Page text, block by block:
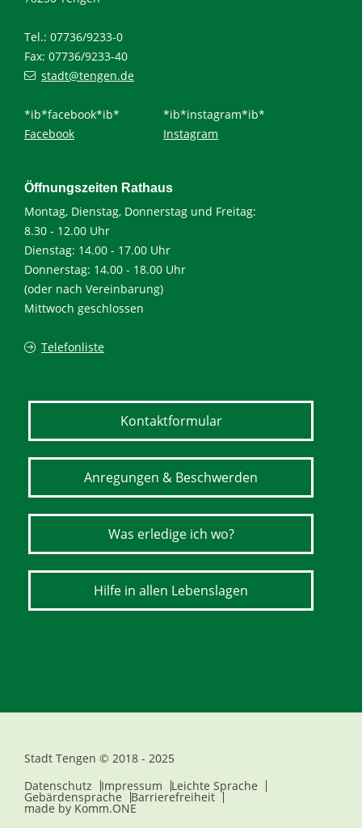
Tel.: 07736/9233-0
Fax: 07736/9233-40
stadt@tengen.de
*ib*facebook*ib*
Facebook
*ib*instagram*ib*
Instagram
Öffnungszeiten Rathaus
Montag, Dienstag, Donnerstag und Freitag:
8.30 - 12.00 Uhr
Dienstag: 14.00 - 17.00 Uhr
Donnerstag: 14.00 - 18.00 Uhr
(oder nach Vereinbarung)
Mittwoch geschlossen
Telefonliste
Kontaktformular
Anregungen & Beschwerden
Was erledige ich wo?
Hilfe in allen Lebenslagen
Stadt Tengen © 2018 - 2025
Datenschutz
Impressum Leichte Sprache
Gebärdensprache Barrierefreiheit
made by Komm.ONE